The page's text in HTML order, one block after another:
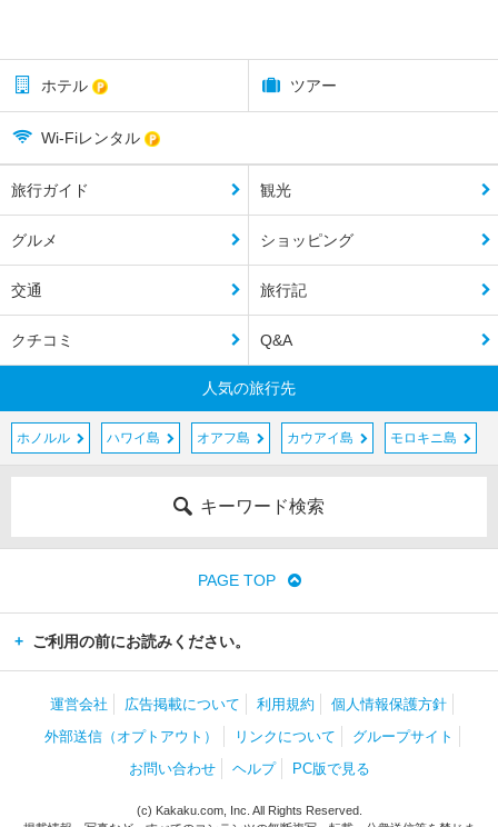
ホテル ツアー
Wi-Fiレンタル
旅行ガイド 観光
グルメ ショッピング
交通 旅行記
クチコミ Q&A
人気の旅行先
ホノルル ハワイ島 オアフ島 カウアイ島 モロキニ島
キーワード検索
PAGE TOP
ご利用の前にお読みください。
運営会社 広告掲載について 利用規約
個人情報保護方針
外部送信（オプトアウト）
リンクについて
グループサイト
お問い合わせ
ヘルプ PC版で見る
(c) Kakaku.com, Inc. All Rights Reserved.